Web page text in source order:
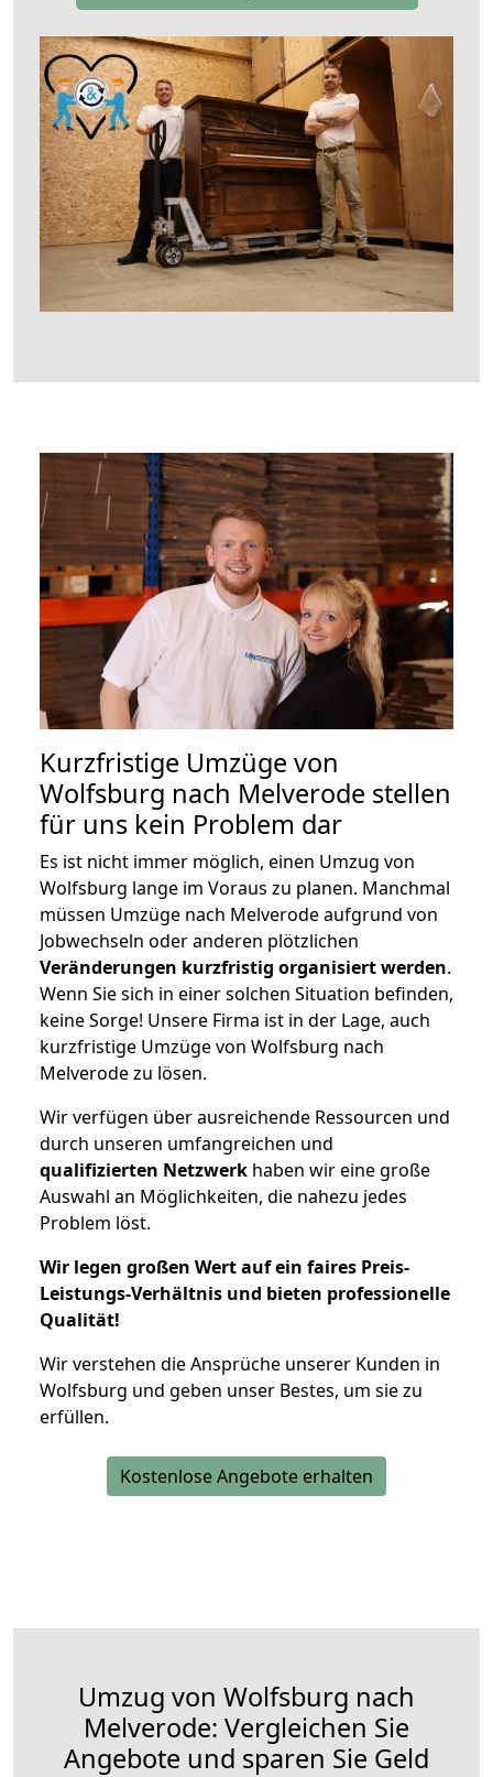
Kurzfristige Umzüge von
Wolfsburg nach Melverode stellen
für uns kein Problem dar
Es ist nicht immer möglich, einen Umzug von
Wolfsburg lange im Voraus zu planen. Manchmal
müssen Umzüge nach Melverode aufgrund von
Jobwechseln oder anderen plötzlichen
Veränderungen kurzfristig organisiert werden.
Wenn Sie sich in einer solchen Situation befinden,
keine Sorge! Unsere Firma ist in der Lage, auch
kurzfristige Umzüge von Wolfsburg nach
Melverode zu lösen.
Wir verfügen über ausreichende Ressourcen und
durch unseren umfangreichen und
qualifizierten Netzwerk haben wir eine große
Auswahl an Möglichkeiten, die nahezu jedes
Problem löst.
Wir legen großen Wert auf ein faires Preis-
Leistungs-Verhältnis und bieten professionelle
Qualität!
Wir verstehen die Ansprüche unserer Kunden in
Wolfsburg und geben unser Bestes, um sie zu
erfüllen.
Kostenlose Angebote erhalten
Umzug von Wolfsburg nach
Melverode: Vergleichen Sie
Angebote und sparen Sie Geld